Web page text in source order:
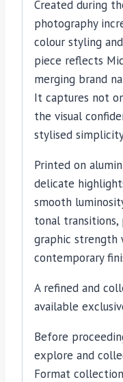
Created during
photography
colour styling
piece reflects
merging brand
It captures not
the visual
stylised
Printed on
delicate
smooth
tonal transitions,
graphic strength
contemporary
A refined and
available
Before
explore and
Format